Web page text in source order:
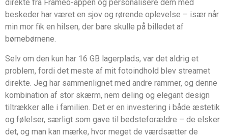
direkte fra Frameo-appen og personalisere dem med
beskeder har været en sjov og rørende oplevelse – især når
min mor fik en hilsen, der bare skulle på billedet af
børnebørnene.
Selv om den kun har 16 GB lagerplads, var det aldrig et
problem, fordi det meste af mit fotoindhold blev streamet
direkte. Jeg har sammenlignet med andre rammer, og denne
kombination af stor skærm, nem deling og elegant design
tiltrækker alle i familien. Det er en investering i både æstetik
og følelser, særligt som gave til bedsteforældre – de elsker
det, og man kan mærke, hvor meget de værdsætter de